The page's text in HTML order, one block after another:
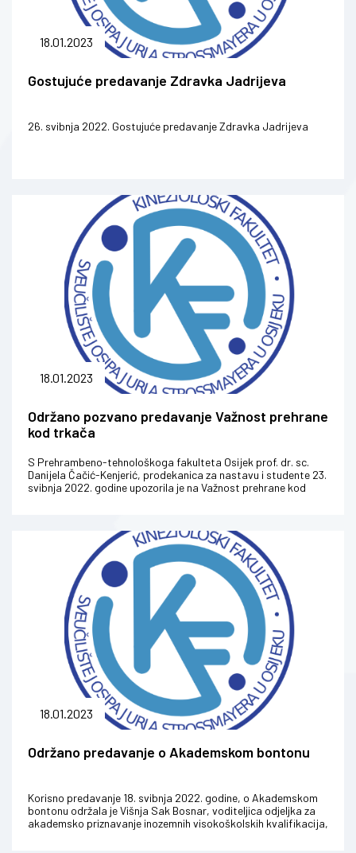
18.01.2023
Gostujuće predavanje Zdravka Jadrijeva
26. svibnja 2022. Gostujuće predavanje Zdravka Jadrijeva
18.01.2023
Održano pozvano predavanje Važnost prehrane
kod trkača
S Prehrambeno-tehnološkoga fakulteta Osijek prof. dr. sc.
Danijela Čačić-Kenjerić, prodekanica za nastavu i studente 23.
svibnja 2022. godine upozorila je na Važnost prehrane kod
18.01.2023
Održano predavanje o Akademskom bontonu
Korisno predavanje 18. svibnja 2022. godine, o Akademskom
bontonu održala je Višnja Sak Bosnar, voditeljica odjeljka za
akademsko priznavanje inozemnih visokoškolskih kvalifikacija,